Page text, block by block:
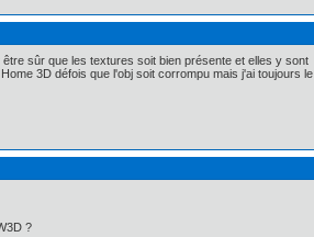
sûr que les textures soit bien présente et elles y sont
3D défois que l'obj soit corrompu mais j'ai toujours le
?